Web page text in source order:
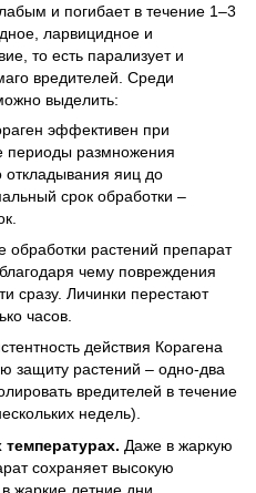
и погибает в течение 1–3
ларвицидное и
то есть парализует и
вредителей. Среди
выделить:
эффективен при
периоды размножения
откладывания яиц до
срок обработки –
обработки растений препарат
чему повреждения
сразу. Личинки перестают
часов.
действия Корагена
защиту растений – одно-два
вредителей в течение
недель).
Даже в жаркую
сохраняет высокую
жаркие летние дни.